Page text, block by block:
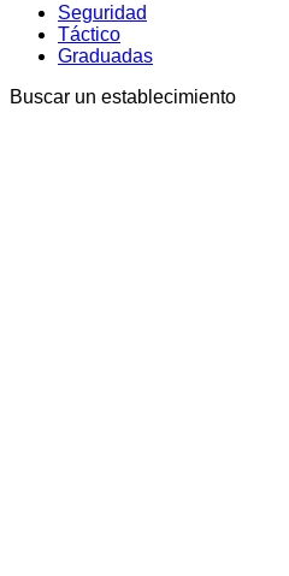
Seguridad
Táctico
Graduadas
Buscar un establecimiento